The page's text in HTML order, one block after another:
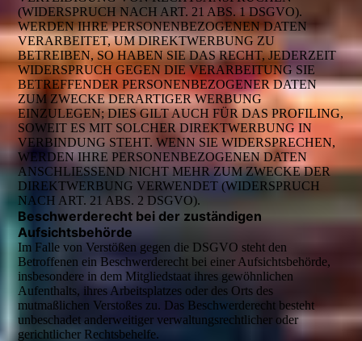
(WIDERSPRUCH NACH ART. 21 ABS. 1 DSGVO).
WERDEN IHRE PERSONENBEZOGENEN DATEN
VERARBEITET, UM DIREKTWERBUNG ZU
BETREIBEN, SO HABEN SIE DAS RECHT, JEDERZEIT
WIDERSPRUCH GEGEN DIE VERARBEITUNG SIE
BETREFFENDER PERSONENBEZOGENER DATEN
ZUM ZWECKE DERARTIGER WERBUNG
EINZULEGEN; DIES GILT AUCH FÜR DAS PROFILING,
SOWEIT ES MIT SOLCHER DIREKTWERBUNG IN
VERBINDUNG STEHT. WENN SIE WIDERSPRECHEN,
WERDEN IHRE PERSONENBEZOGENEN DATEN
ANSCHLIESSEND NICHT MEHR ZUM ZWECKE DER
DIREKTWERBUNG VERWENDET (WIDERSPRUCH
NACH ART. 21 ABS. 2 DSGVO).
Beschwerderecht bei der zuständigen
Aufsichtsbehörde
Im Falle von Verstößen gegen die DSGVO steht den
Betroffenen ein Beschwerderecht bei einer Aufsichtsbehörde,
insbesondere in dem Mitgliedstaat ihres gewöhnlichen
Aufenthalts, ihres Arbeitsplatzes oder des Orts des
mutmaßlichen Verstoßes zu. Das Beschwerderecht besteht
unbeschadet anderweitiger verwaltungsrechtlicher oder
gerichtlicher Rechtsbehelfe.